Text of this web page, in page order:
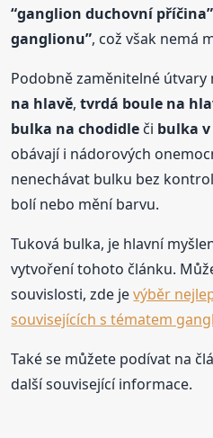
“ganglion duchovní příčina”
ganglionu”, což však nemá
Podobně zaměnitelné
na hlavě,tvrdá boule na
bulka na chodidle či bulka
obávají i nádorových
nenechávat bulku bez
bolí nebo mění barvu.
Tuková bulka, je hlavní
vytvoření tohoto článku.
souvislosti, zde jevýběr
souvisejících s tématem
Také se můžete podívat na
další související informace.